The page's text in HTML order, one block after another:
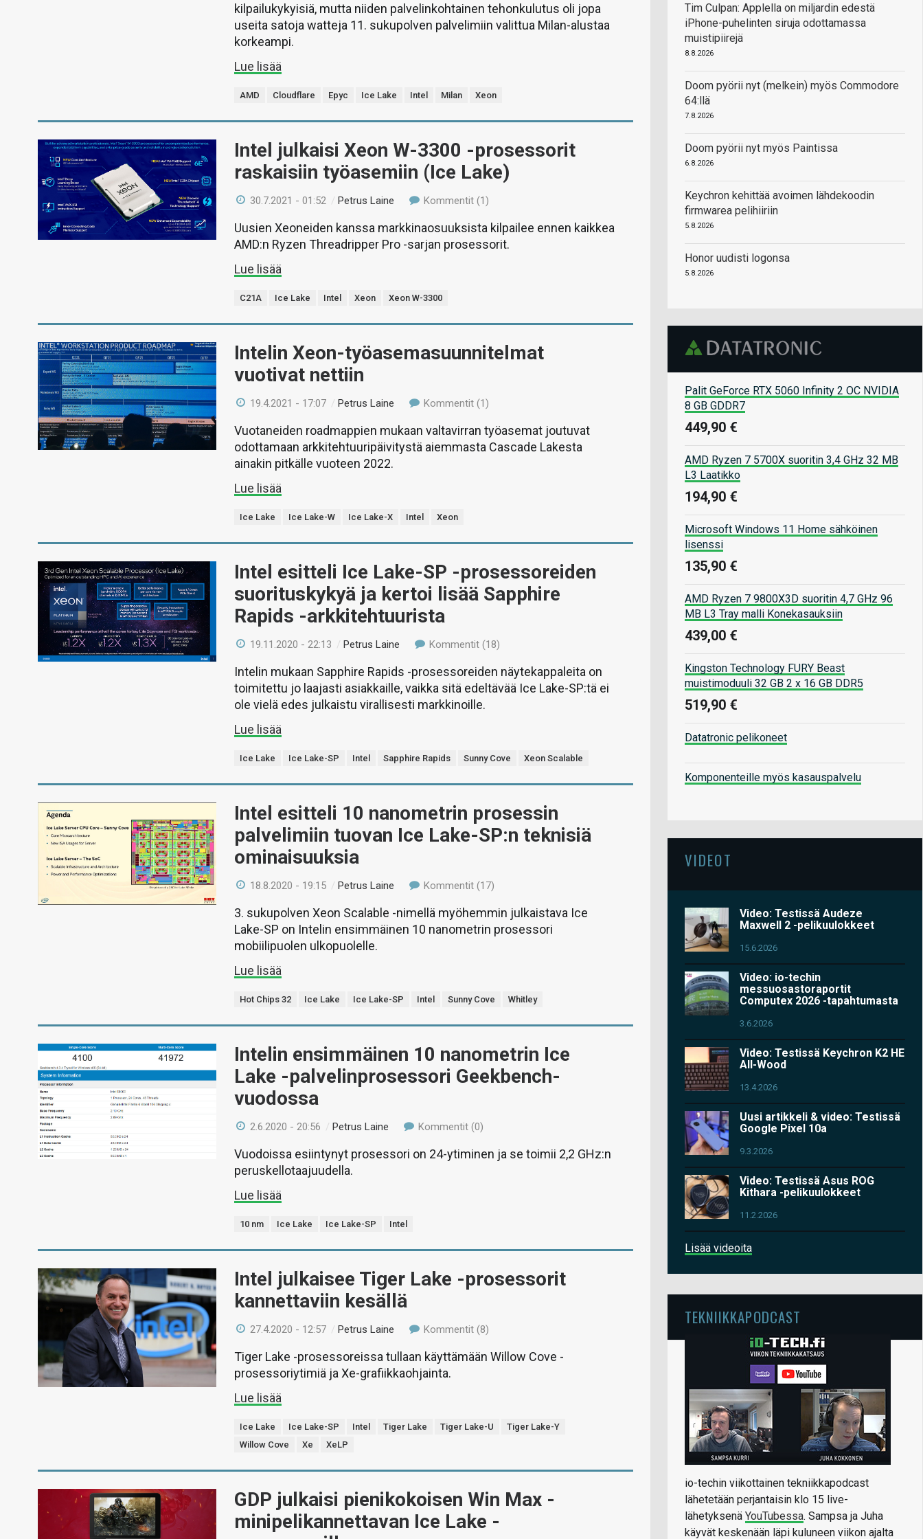
kilpailukykyisiä, mutta niiden palvelinkohtainen tehonkulutus oli jopa
useita satoja watteja 11. sukupolven palvelimiin valittua Milan-alustaa
korkeampi.
Lue lisää
AMD Cloudflare Epyc Ice Lake Intel Milan Xeon
Intel julkaisi Xeon W-3300 -prosessorit
raskaisiin työasemiin (Ice Lake)
30.7.2021 - 01:52 /Petrus Laine Kommentit (1)
Uusien Xeoneiden kanssa markkinaosuuksista kilpailee ennen kaikkea
AMD:n Ryzen Threadripper Pro -sarjan prosessorit.
Lue lisää
C21A Ice Lake Intel Xeon Xeon W-3300
Intelin Xeon-työasemasuunnitelmat
vuotivat nettiin
19.4.2021 - 17:07 /Petrus Laine Kommentit (1)
Vuotaneiden roadmappien mukaan valtavirran työasemat joutuvat
odottamaan arkkitehtuuripäivitystä aiemmasta Cascade Lakesta
ainakin pitkälle vuoteen 2022.
Lue lisää
Ice Lake Ice Lake-W Ice Lake-X Intel Xeon
Intel esitteli Ice Lake-SP -prosessoreiden
suorituskykyä ja kertoi lisää Sapphire
Rapids -arkkitehtuurista
19.11.2020 - 22:13 /Petrus Laine Kommentit (18)
Intelin mukaan Sapphire Rapids -prosessoreiden näytekappaleita on
toimitettu jo laajasti asiakkaille, vaikka sitä edeltävää Ice Lake-SP:tä ei
ole vielä edes julkaistu virallisesti markkinoille.
Lue lisää
Ice Lake Ice Lake-SP Intel Sapphire Rapids Sunny Cove Xeon Scalable
Intel esitteli 10 nanometrin prosessin
palvelimiin tuovan Ice Lake-SP:n teknisiä
ominaisuuksia
18.8.2020 - 19:15 /Petrus Laine Kommentit (17)
3. sukupolven Xeon Scalable -nimellä myöhemmin julkaistava Ice
Lake-SP on Intelin ensimmäinen 10 nanometrin prosessori
mobiilipuolen ulkopuolelle.
Lue lisää
Hot Chips 32 Ice Lake Ice Lake-SP Intel Sunny Cove Whitley
Intelin ensimmäinen 10 nanometrin Ice
Lake -palvelinprosessori Geekbench-
vuodossa
2.6.2020 - 20:56 /Petrus Laine Kommentit (0)
Vuodoissa esiintynyt prosessori on 24-ytiminen ja se toimii 2,2 GHz:n
peruskellotaajuudella.
Lue lisää
10 nm Ice Lake Ice Lake-SP Intel
Intel julkaisee Tiger Lake -prosessorit
kannettaviin kesällä
27.4.2020 - 12:57 /Petrus Laine Kommentit (8)
Tiger Lake -prosessoreissa tullaan käyttämään Willow Cove -
prosessoriytimiä ja Xe-grafiikkaohjainta.
Lue lisää
Ice Lake Ice Lake-SP Intel Tiger Lake Tiger Lake-U
Tiger Lake-Y
Willow Cove
Xe XeLP
GDP julkaisi pienikokoisen Win Max -
minipelikannettavan Ice Lake -
Tim Culpan: Applella on miljardin edestä
iPhone-puhelinten siruja odottamassa
muistipiirejä
8.8.2026
Doom pyörii nyt (melkein) myös Commodore
64:llä
7.8.2026
Doom pyörii nyt myös Paintissa
6.8.2026
Keychron kehittää avoimen lähdekoodin
firmwarea pelihiiriin
5.8.2026
Honor uudisti logonsa
5.8.2026
Palit GeForce RTX 5060 Infinity 2 OC NVIDIA
8 GB GDDR7
449,90 €
AMD Ryzen 7 5700X suoritin 3,4 GHz 32 MB
L3 Laatikko
194,90 €
Microsoft Windows 11 Home sähköinen
lisenssi
135,90 €
AMD Ryzen 7 9800X3D suoritin 4,7 GHz 96
MB L3 Tray malli Konekasauksiin
439,00 €
Kingston Technology FURY Beast
muistimoduuli 32 GB 2 x 16 GB DDR5
519,90 €
Datatronic pelikoneet
Komponenteille myös kasauspalvelu
VIDEOT
Video: Testissä Audeze
Maxwell 2 -pelikuulokkeet
15.6.2026
Video: io-techin
messuosastoraportit
Computex 2026 -tapahtumasta
3.6.2026
Video: Testissä Keychron K2 HE
All-Wood
13.4.2026
Uusi artikkeli & video: Testissä
Google Pixel 10a
9.3.2026
Video: Testissä Asus ROG
Kithara -pelikuulokkeet
11.2.2026
Lisää videoita
TEKNIIKKAPODCAST
io-techin viikottainen tekniikkapodcast
lähetetään perjantaisin klo 15 live-
lähetyksenä YouTubessa. Sampsa ja Juha
käyvät keskenään läpi kuluneen viikon ajalta